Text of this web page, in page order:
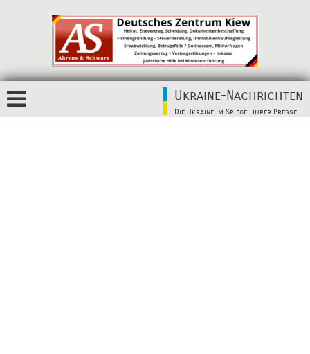
Ukraine-Nachrichten
Die Ukraine im Spiegel ihrer Presse